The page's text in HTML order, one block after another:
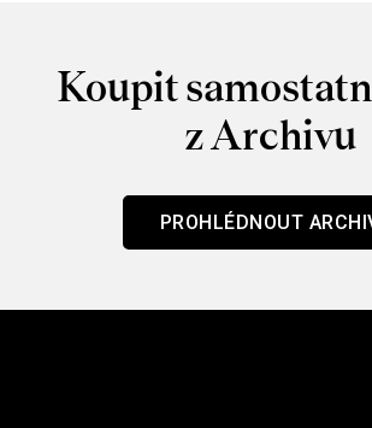
Koupit
z Archivu
PROHLÉDNOUT